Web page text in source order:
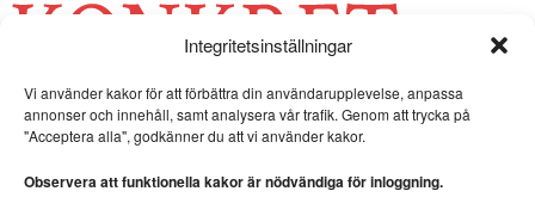
Integritetsinställningar
Vi använder kakor för att förbättra din användarupplevelse, anpassa
annonser och innehåll, samt analysera vår trafik. Genom att trycka på
"Acceptera alla", godkänner du att vi använder kakor.
Observera att funktionella kakor är nödvändiga för inloggning.